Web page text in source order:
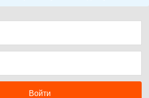
Войти